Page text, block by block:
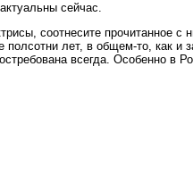
сейчас.
соотнесите прочитанное
лет, в общем-то, как и
всегда. Особенно в